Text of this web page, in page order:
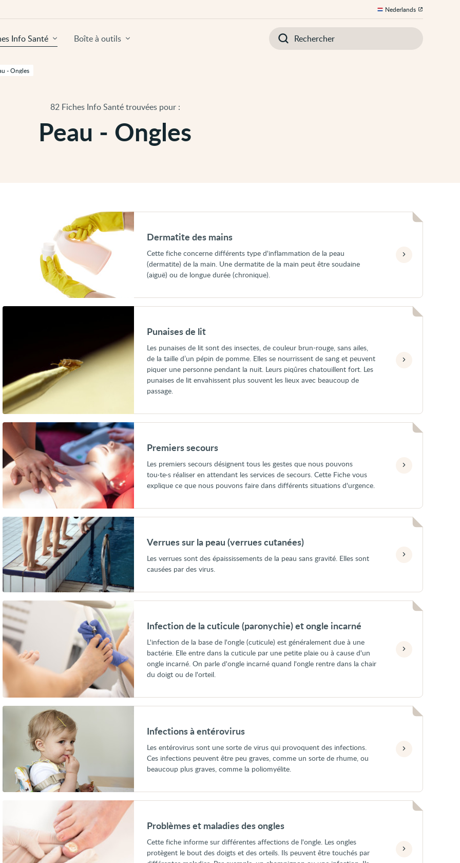
Peau - Ongles
82 Fiches Info Santé trouvées pour :
- Ongles
Info Santé Boîte à outils
Introduisez
votre
recherche
Nederlands
Dermatite des mains
Cette fiche concerne différents type d'inflammation de la peau
(dermatite) de la main. Une dermatite de la main peut être soudaine
(aiguë) ou de longue durée (chronique).
Voir
Punaises de lit
Les punaises de lit sont des insectes, de couleur brun-rouge, sans ailes,
de la taille d’un pépin de pomme. Elles se nourrissent de sang et peuvent
piquer une personne pendant la nuit. Leurs piqûres chatouillent fort. Les
punaises de lit envahissent plus souvent les lieux avec beaucoup de
passage.
Voir
Premiers
secours
Premiers secours
Les premiers secours désignent tous les gestes que nous pouvons
tou·te·s réaliser en attendant les services de secours. Cette Fiche vous
explique ce que nous pouvons faire dans différents situations d'urgence.
Voir
Verrues
sur
la
peau
(verrues
cutanées)
Verrues sur la peau (verrues cutanées)
Les verrues sont des épaississements de la peau sans gravité. Elles sont
causées par des virus.
Voir
Infection
de
la
cuticule
(paronychie)
et
ongle
Infection de la cuticule (paronychie) et ongle incarné
L'infection de la base de l'ongle (cuticule) est généralement due à une
bactérie. Elle entre dans la cuticule par une petite plaie ou à cause d'un
ongle incarné. On parle d'ongle incarné quand l'ongle rentre dans la chair
du doigt ou de l'orteil.
Voir
Infections
entérovirus
Infections à entérovirus
Les entérovirus sont une sorte de virus qui provoquent des infections.
Ces infections peuvent être peu graves, comme un sorte de rhume, ou
beaucoup plus graves, comme la poliomyélite.
maladies
des
ongles
Problèmes et maladies des ongles
Cette fiche informe sur différentes affections de l'ongle. Les ongles
protègent le bout des doigts et des orteils. Ils peuvent être touchés par